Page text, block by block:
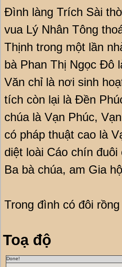
Đình làng Trích Sài
vua Lý Nhân Tông
Thịnh trong một lần
bà Phan Thị Ngọc Đô
Văn chỉ là nơi sinh
tích còn lại là Đền
chúa là Vạn Phúc,
có pháp thuật cao là
diệt loài Cáo chín
Ba bà chúa, am Gia
Trong đình có đôi
Toạ độ
Done!